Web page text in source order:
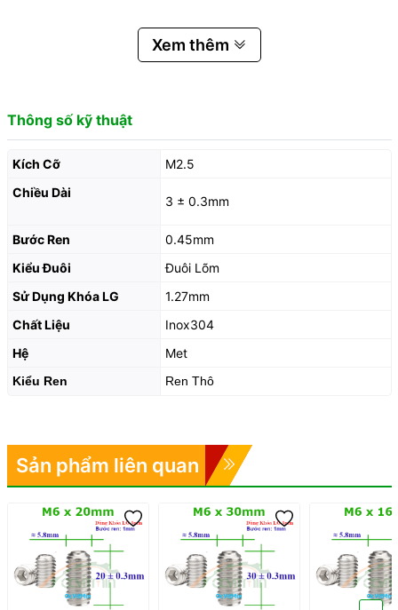
Xem thêm
Thông số kỹ thuật
Kích Cỡ
M2.5
Chiều Dài
3 ± 0.3mm
Bước Ren
0.45mm
Kiểu Đuôi
Đuôi Lõm
Sử Dụng Khóa LG
1.27mm
Chất Liệu
Inox304
Hệ
Met
Kiểu Ren Ren Thô
Sản phẩm liên quan